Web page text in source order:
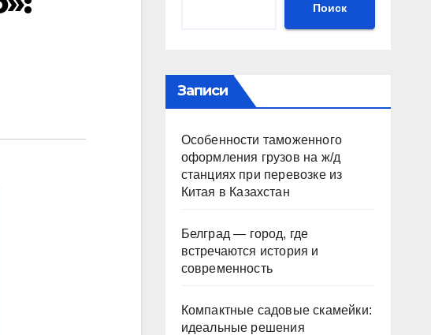
Поиск
Записи
Особенности таможенного
оформления грузов на ж/д
станциях при перевозке из
Китая в Казахстан
Белград — город, где
встречаются история и
современность
Компактные садовые скамейки:
идеальные решения